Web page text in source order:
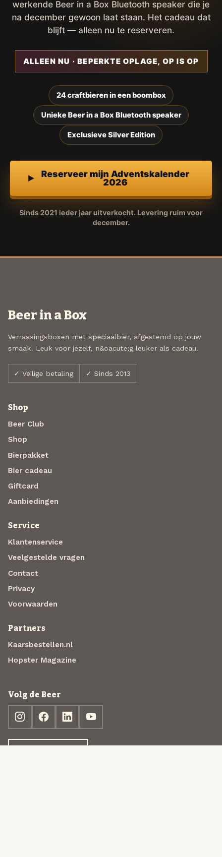
werkende Beer in a Box Bluetooth speaker die je
na december gewoon laat staan. Het cadeau dat
blijft — alleen nu te reserveren.
ALLEEN NU · BEPERKTE OPLAGE, OP IS OP
24 craftbieren in een boombox
Unieke Beer in a Box Bluetooth speaker
Exclusieve Silver Edition
Reserveer mijn Adventskalender
2026
Sinds 2021 ieder jaar uitverkocht. Levering ruim voor
december.
Beer in a Box
Verrassingsboxen met speciaalbier, afgestemd op jouw
smaak. Leuk voor jezelf, n&oacute;g leuker als cadeau.
✓ Veilige betaling ✓ Sinds 2013
Shop
Beer Club
Shop
Bierpakket
Bier cadeau
Giftcard
Aanbiedingen
Service
Klantenservice
Veelgestelde vragen
Contact
Privacy
Voorwaarden
Partners
Kaarsbestellen.nl
Hopster Magazine
Volg de Beer